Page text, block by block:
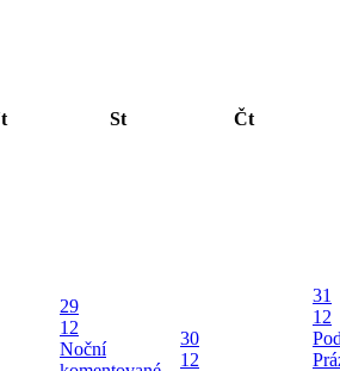
St Čt
29
12
Noční
30
12
31
12